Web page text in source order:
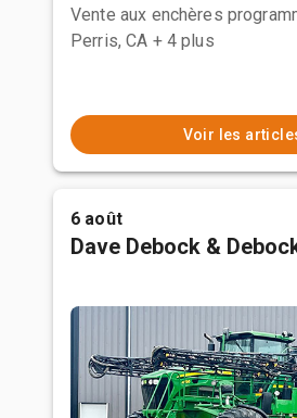
Vente aux enchères
Perris, CA + 4 plus
Voir les
6 août
Dave Debock &